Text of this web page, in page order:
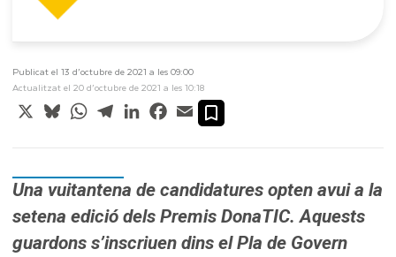
Publicat el 13 d’octubre de 2021 a les 09:00
Actualitzat el 20 d’octubre de 2021 a les 10:18
X BlueskyWhatsApp
TelegramLinkedInFacebook
Email
Una vuitantena de candidatures opten avui a la
setena edició dels Premis DonaTIC. Aquests
guardons s’inscriuen dins el Pla de Govern